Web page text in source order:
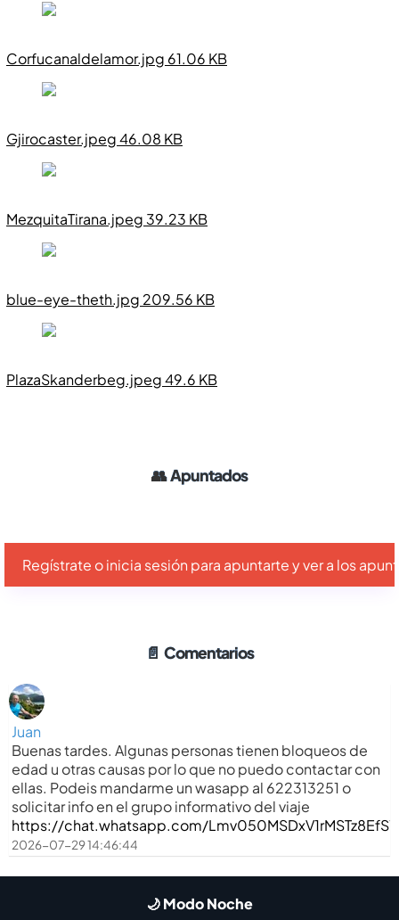
Corfucanaldelamor.jpg 61.06 KB
Gjirocaster.jpeg 46.08 KB
MezquitaTirana.jpeg 39.23 KB
blue-eye-theth.jpg 209.56 KB
PlazaSkanderbeg.jpeg 49.6 KB
👥Apuntados
Regístrate o inicia sesión para apuntarte y ver a los
📄 Comentarios
Juan
Buenas tardes. Algunas personas tienen bloqueos de
edad u otras causas por lo que no puedo contactar con
ellas. Podeis mandarme un wasapp al 622313251 o
solicitar info en el grupo informativo del viaje
https://chat.whatsapp.com/Lmv050MSDxV1rMSTz8EfS1
2026-07-29 14:46:44
🌙 Modo Noche